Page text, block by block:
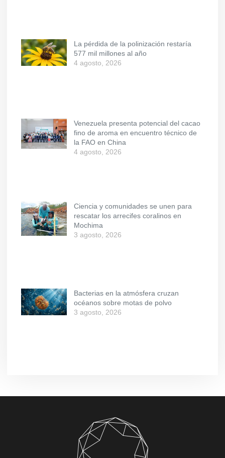
La pérdida de la polinización restaría
577 mil millones al año
4 agosto, 2026
Venezuela presenta potencial del cacao
fino de aroma en encuentro técnico de
la FAO en China
4 agosto, 2026
Ciencia y comunidades se unen para
rescatar los arrecifes coralinos en
Mochima
3 agosto, 2026
Bacterias en la atmósfera cruzan
océanos sobre motas de polvo
3 agosto, 2026